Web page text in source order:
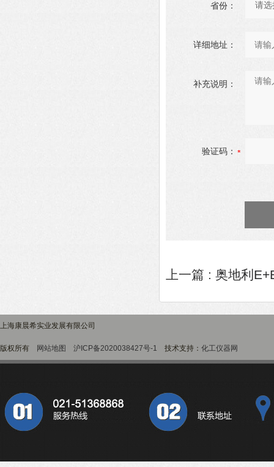
省份：
详细地址：
补充说明：
验证码：
上一篇 : 奥地利
上海康晨希实业发展有限公司
版权所有 网站地图 沪ICP备2020038427号-1 技术支持： 化工仪器网